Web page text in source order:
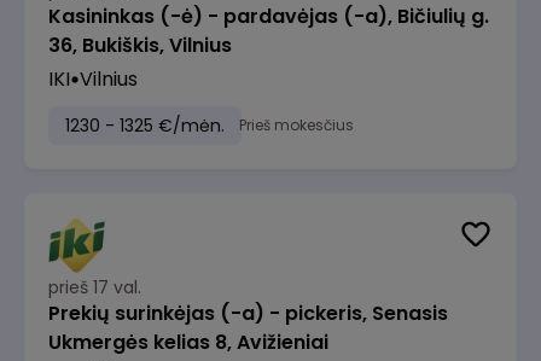
Kasininkas (-ė) - pardavėjas (-a), Bičiulių g.
36, Bukiškis, Vilnius
IKI Vilnius
1230 - 1325 €/mėn. Prieš mokesčius
prieš 17 val.
Prekių surinkėjas (-a) - pickeris, Senasis
Ukmergės kelias 8, Avižieniai